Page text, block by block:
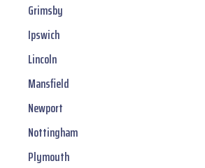
Grimsby
Ipswich
Lincoln
Mansfield
Newport
Nottingham
Plymouth